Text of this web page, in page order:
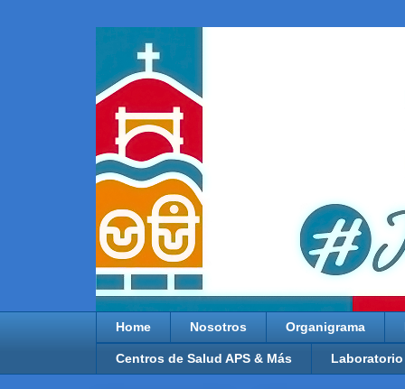
Home Nosotros Organigrama
Centros de Salud APS & Más Laboratorio